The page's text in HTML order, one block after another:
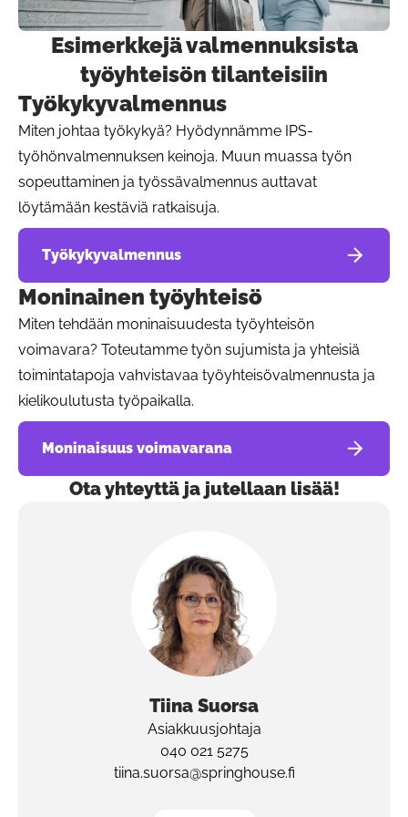
Esimerkkejä valmennuksista
työyhteisön tilanteisiin
Työkykyvalmennus
Miten johtaa työkykyä? Hyödynnämme IPS-
työhönvalmennuksen keinoja. Muun muassa työn
sopeuttaminen ja työssävalmennus auttavat
löytämään kestäviä ratkaisuja.
Työkykyvalmennus
Moninainen työyhteisö
Miten tehdään moninaisuudesta työyhteisön
voimavara? Toteutamme työn sujumista ja yhteisiä
toimintatapoja vahvistavaa työyhteisövalmennusta ja
kielikoulutusta työpaikalla.
Moninaisuus voimavarana
Ota yhteyttä ja jutellaan lisää!
Tiina Suorsa
Asiakkuusjohtaja
040 021 5275
tiina.suorsa@springhouse.fi